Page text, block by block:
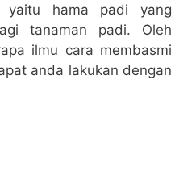
yaitu hama padi yang
tanaman padi. Oleh
ilmu cara membasmi
anda lakukan dengan